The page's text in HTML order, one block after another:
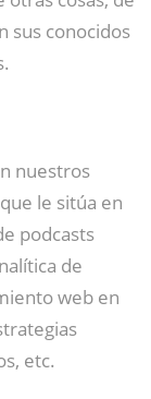
sus conocidos
nuestros
le sitúa en
podcasts
de
web en
etc.